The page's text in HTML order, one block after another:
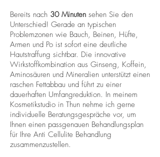
Bereits nach 30 Minuten sehen Sie den
Unterschied! Gerade an typischen
Problemzonen wie Bauch, Beinen, Hüfte,
Armen und Po ist sofort eine deutliche
Hautstraffung sichtbar. Die innovative
Wirkstoffkombination aus Ginseng, Koffein,
Aminosäuren und Mineralien unterstützt einen
raschen Fettabbau und führt zu einer
dauerhaften Umfangreduktion. In meinem
Kosmetikstudio in Thun nehme ich gerne
individuelle Beratungsgespräche vor, um
Ihnen einen passgenauen Behandlungsplan
für Ihre Anti Cellulite Behandlung
zusammenzustellen.